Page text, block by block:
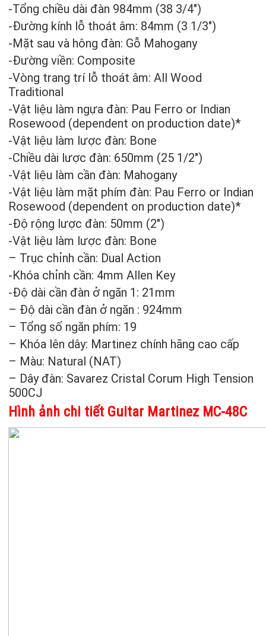
-Tổng chiều dài đàn 984mm (38 3/4″)
-Đường kính lỗ thoát âm: 84mm (3 1/3″)
-Mặt sau và hông đàn: Gỗ Mahogany
-Đường viền: Composite
-Vòng trang trí lỗ thoát âm: All Wood
Traditional
-Vật liệu làm ngựa đàn: Pau Ferro or Indian
Rosewood (dependent on production date)*
-Vật liệu làm lược đàn: Bone
-Chiều dài lược đàn: 650mm (25 1/2″)
-Vật liệu làm cần đàn: Mahogany
-Vật liệu làm mặt phím đàn: Pau Ferro or Indian
Rosewood (dependent on production date)*
-Độ rộng lược đàn: 50mm (2″)
-Vật liệu làm lược đàn: Bone
– Trục chỉnh cần: Dual Action
-Khóa chỉnh cần: 4mm Allen Key
-Độ dài cần đàn ở ngăn 1: 21mm
– Độ dài cần đàn ở ngăn : 924mm
– Tổng số ngăn phím: 19
– Khóa lên dây: Martinez chính hãng cao cấp
– Màu: Natural (NAT)
– Dây đàn: Savarez Cristal Corum High Tension
500CJ
Hình ảnh chi tiết Guitar Martinez MC-48C